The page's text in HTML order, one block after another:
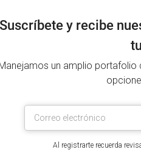
Venta, Alto Prado, Barranquilla
y recibe
un amplio portafolio
Al registrarte recuerda